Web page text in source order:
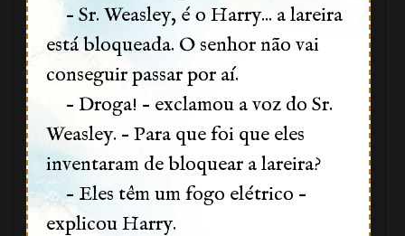
– Sr. Weasley, é o Harry... a lareira
está bloqueada. O senhor não vai
conseguir passar por aí.
– Droga! – exclamou a voz do Sr.
Weasley. – Para que foi que eles
inventaram de bloquear a lareira?
– Eles têm um fogo elétrico –
explicou Harry.
8️⃣